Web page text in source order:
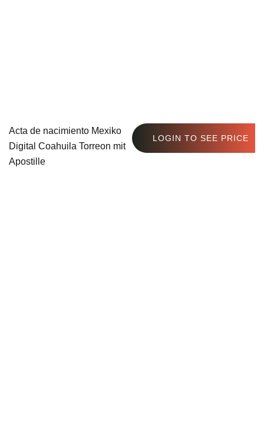
Acta de nacimiento Mexiko
Digital Coahuila Torreon mit
Apostille
LOGIN TO SEE PRICE